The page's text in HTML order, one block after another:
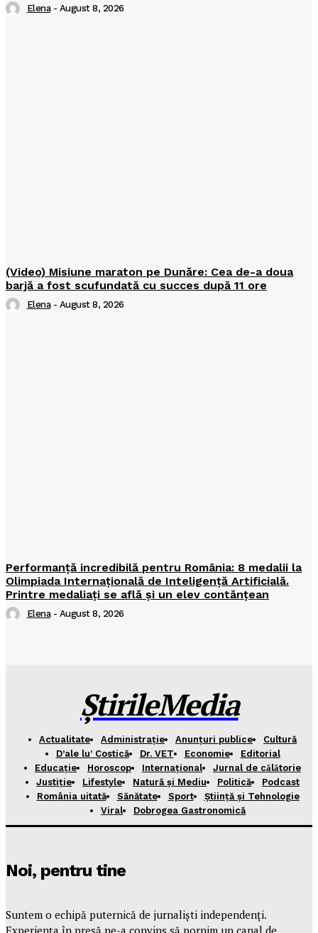
Elena - August 8, 2026
(Video) Misiune maraton pe Dunăre: Cea de-a doua
barjă a fost scufundată cu succes după 11 ore
Elena - August 8, 2026
Performanță incredibilă pentru România: 8 medalii la
Olimpiada Internațională de Inteligență Artificială.
Printre medaliați se află și un elev contănțean
Elena - August 8, 2026
ȘtirileMedia
Actualitate Administrație Anunțuri publice
Cultură
D’ale lu’ Costică
Dr. VET Economie
Editorial
Educație
Horoscop Internațional
Jurnal de cǎlǎtorie
Justiție
Lifestyle Natură și Mediu Politică
Podcast
România uitată
Sănătate Sport
Știință și Tehnologie
Viral
Dobrogea Gastronomică
Noi, pentru tine
Suntem o echipă puternică de jurnaliști independenți.
Experiența în presă ne-a convins să pornim un canal de